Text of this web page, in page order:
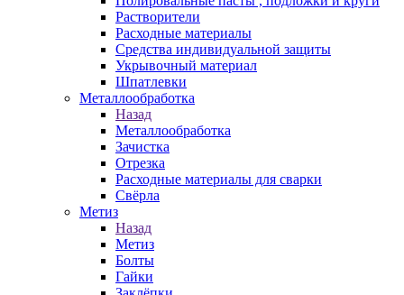
Растворители
Расходные материалы
Средства индивидуальной защиты
Укрывочный материал
Шпатлевки
Металлообработка
Назад
Металлообработка
Зачистка
Отрезка
Расходные материалы для сварки
Свёрла
Метиз
Назад
Метиз
Болты
Гайки